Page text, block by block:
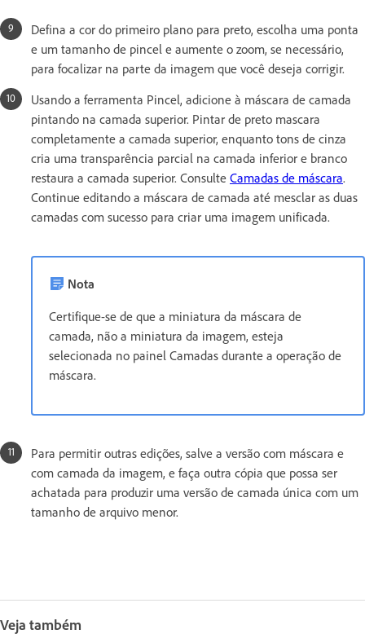
Defina a cor do primeiro plano para preto, escolha uma ponta
e um tamanho de pincel e aumente o zoom, se necessário,
para focalizar na parte da imagem que você deseja corrigir.
Usando a ferramenta Pincel, adicione à máscara de camada
pintando na camada superior. Pintar de preto mascara
completamente a camada superior, enquanto tons de cinza
cria uma transparência parcial na camada inferior e branco
restaura a camada superior. Consulte Camadas de máscara.
Continue editando a máscara de camada até mesclar as duas
camadas com sucesso para criar uma imagem unificada.
Nota
Certifique-se de que a miniatura da máscara de
camada, não a miniatura da imagem, esteja
selecionada no painel Camadas durante a operação de
máscara.
Para permitir outras edições, salve a versão com máscara e
com camada da imagem, e faça outra cópia que possa ser
achatada para produzir uma versão de camada única com um
tamanho de arquivo menor.
Veja também